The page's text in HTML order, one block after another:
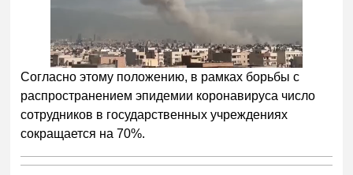
Согласно этому положению, в рамках борьбы с
распространением эпидемии коронавируса число
сотрудников в государственных учреждениях
сокращается на 70%.